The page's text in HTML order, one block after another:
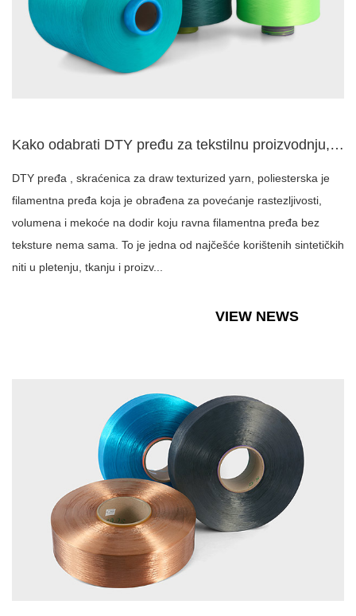
Kako odabrati DTY pređu za tekstilnu proizvodnju, pletenje, ...
DTY pređa , skraćenica za draw texturized yarn, poliesterska je
filamentna pređa koja je obrađena za povećanje rastezljivosti,
volumena i mekoće na dodir koju ravna filamentna pređa bez
teksture nema sama. To je jedna od najčešće korištenih sintetičkih
niti u pletenju, tkanju i proizv...
VIEW NEWS